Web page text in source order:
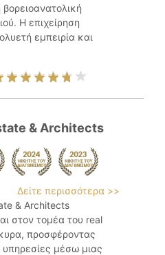
Η επιχείρηση
εμπειρία και
& Architects
Δείτε περισσότερα >>
& Architects
στον τομέα του real
προσφέροντας
μέσω μιας